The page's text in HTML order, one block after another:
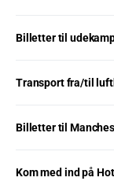
Billetter til
Transport fra/til
Billetter til
Kom med ind på